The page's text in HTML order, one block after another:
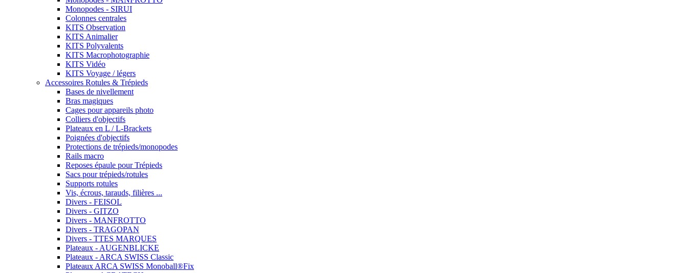
Monopodes - SIRUI
Colonnes centrales
KITS Observation
KITS Animalier
KITS Polyvalents
KITS Macrophotographie
KITS Vidéo
KITS Voyage / légers
Accessoires Rotules & Trépieds
Bases de nivellement
Bras magiques
Cages pour appareils photo
Colliers d'objectifs
Plateaux en L / L-Brackets
Poignées d'objectifs
Protections de trépieds/monopodes
Rails macro
Reposes épaule pour Trépieds
Sacs pour trépieds/rotules
Supports rotules
Vis, écrous, tarauds, filières ...
Divers - FEISOL
Divers - GITZO
Divers - MANFROTTO
Divers - TRAGOPAN
Divers - TTES MARQUES
Plateaux - AUGENBLICKE
Plateaux - ARCA SWISS Classic
Plateaux ARCA SWISS Monoball®Fix